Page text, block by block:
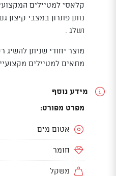
קלאסי למטיילים
נותן פתרון במצבי
ושלג .
מוצר יחודי שניתן להשיג
מתאים למטיילים מקצועיים ,
מידע נוסף
מפרט מפורט:
אטום מים
חומר
משקל